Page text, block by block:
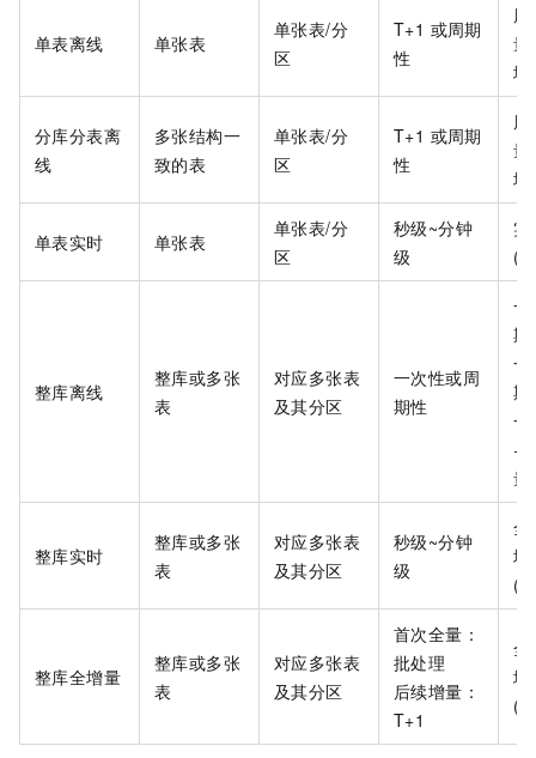
单表离线 单张表
单张表/分
区
T+1 或周期
性
周
量
增
分库分表离
线
多张结构一
致的表
单张表/分
区
T+1 或周期
性
周
量
增
单表实时 单张表
单张表/分
区
秒级~分钟
级
实
整库离线
整库或多张
表
对应多张表
及其分区
一次性或周
期性
一
期
一
期
一
+
量
整库实时
整库或多张
表
对应多张表
及其分区
秒级~分钟
级
全
增
整库全增量
整库或多张
表
对应多张表
及其分区
首次全量：
批处理
后续增量：
T+1
全
增